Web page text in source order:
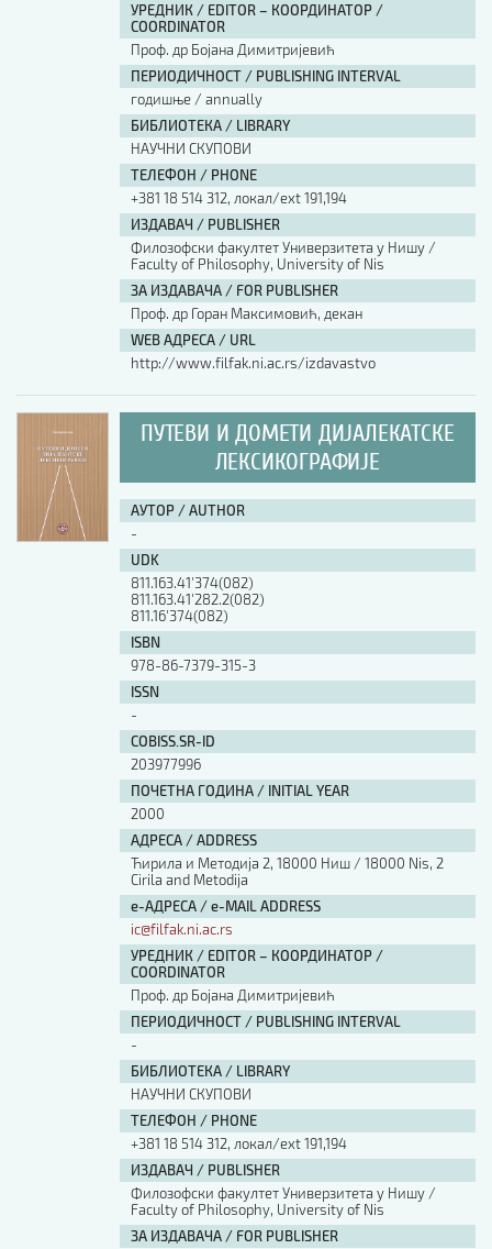
УРЕДНИК / EDITOR – КООРДИНАТОР /
COORDINATOR
Проф. др Бојана Димитријевић
ПЕРИОДИЧНОСТ / PUBLISHING INTERVAL
годишње / annually
БИБЛИОТЕКА / LIBRARY
НАУЧНИ СКУПОВИ
ТЕЛЕФОН / PHONE
+381 18 514 312, локал/ext 191,194
ИЗДАВАЧ / PUBLISHER
Филозофски факултет Универзитета у Нишу /
Faculty of Philosophy, University of Nis
ЗА ИЗДАВАЧА / FOR PUBLISHER
Проф. др Горан Максимовић, декан
WEB АДРЕСА / URL
http://www.filfak.ni.ac.rs/izdavastvo
ПУТЕВИ И ДОМЕТИ ДИЈАЛЕКАТСКЕ
ЛЕКСИКОГРАФИЈЕ
АУТОР / AUTHOR
-
UDK
811.163.41'374(082)
811.163.41'282.2(082)
811.16'374(082)
ISBN
978-86-7379-315-3
ISSN
-
COBISS.SR-ID
203977996
ПОЧЕТНА ГОДИНА / INITIAL YEAR
2000
АДРЕСА / ADDRESS
Ћирила и Методија 2, 18000 Ниш / 18000 Nis, 2
Cirila and Metodija
е-АДРЕСА / e-MAIL ADDRESS
ic@filfak.ni.ac.rs
УРЕДНИК / EDITOR – КООРДИНАТОР /
COORDINATOR
Проф. др Бојана Димитријевић
ПЕРИОДИЧНОСТ / PUBLISHING INTERVAL
-
БИБЛИОТЕКА / LIBRARY
НАУЧНИ СКУПОВИ
ТЕЛЕФОН / PHONE
+381 18 514 312, локал/ext 191,194
ИЗДАВАЧ / PUBLISHER
Филозофски факултет Универзитета у Нишу /
Faculty of Philosophy, University of Nis
ЗА ИЗДАВАЧА / FOR PUBLISHER